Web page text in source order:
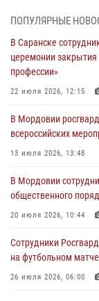
Спортивные
08 августа 2026, 06:15
Итоги работы
Росгвардии за июль
Сотрудники
телесных
Команда
участие в
ПОПУЛЯРНЫЕ
В Саранске
церемонии закрытия
профессии»
22 июля 2026, 12:15
В Мордовии
всероссийских
13 июля 2026, 13:48
В Мордовии
общественного
20 июля 2026, 10:44
Сотрудники
на футбольном
26 июля 2026, 06:00